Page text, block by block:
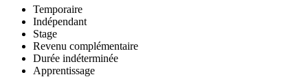
Temporaire
Indépendant
Stage
Revenu complémentaire
Durée indéterminée
Apprentissage